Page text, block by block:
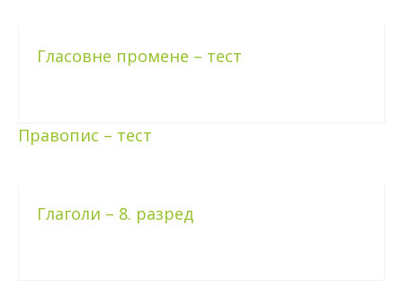
Гласовне промене – тест
Правопис – тест
Глаголи – 8. разред